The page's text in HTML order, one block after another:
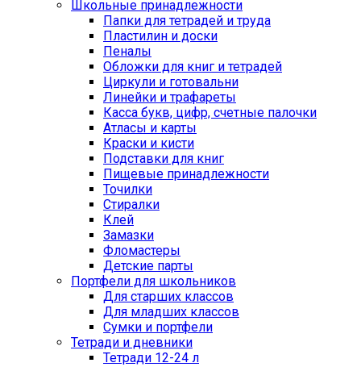
Школьные принадлежности
Папки для тетрадей и труда
Пластилин и доски
Пеналы
Обложки для книг и тетрадей
Циркули и готовальни
Линейки и трафареты
Касса букв, цифр, счетные палочки
Атласы и карты
Краски и кисти
Подставки для книг
Пищевые принадлежности
Точилки
Стиралки
Клей
Замазки
Фломастеры
Детские парты
Портфели для школьников
Для старших классов
Для младших классов
Сумки и портфели
Тетради и дневники
Тетради 12-24 л